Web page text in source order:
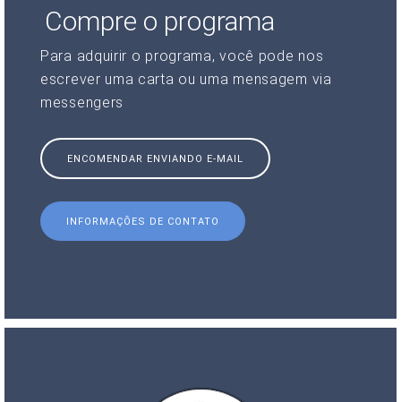
Compre o programa
Para adquirir o programa, você pode nos
escrever uma carta ou uma mensagem via
messengers
ENCOMENDAR ENVIANDO E-MAIL
INFORMAÇÕES DE CONTATO